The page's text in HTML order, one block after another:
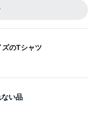
のTシャツ
い品